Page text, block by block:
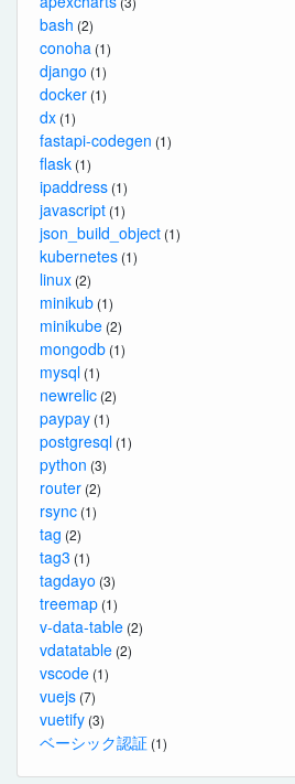
bash (2)
conoha (1)
django (1)
docker (1)
dx (1)
fastapi-codegen (1)
flask (1)
ipaddress (1)
javascript (1)
json_build_object (1)
kubernetes (1)
linux (2)
minikub (1)
minikube (2)
mongodb (1)
mysql (1)
newrelic (2)
paypay (1)
postgresql (1)
python (3)
router (2)
rsync (1)
tag (2)
tag3 (1)
tagdayo (3)
treemap (1)
v-data-table (2)
vdatatable (2)
vscode (1)
vuejs (7)
vuetify (3)
ベーシック認証 (1)